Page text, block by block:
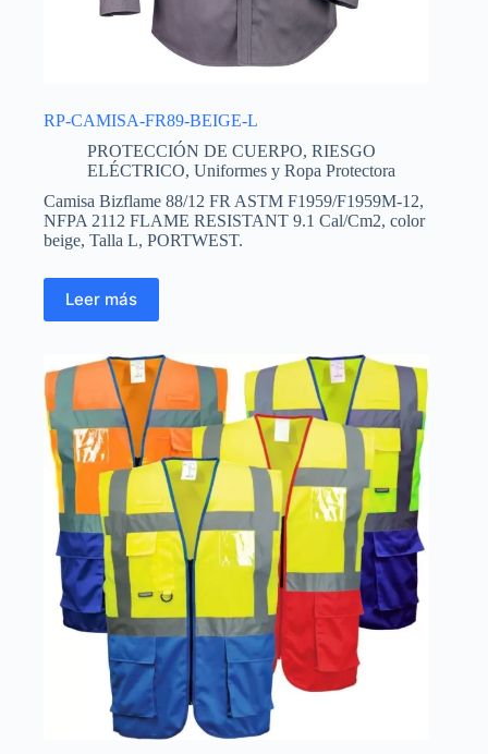
RP-CAMISA-FR89-BEIGE-L
PROTECCIÓN DE CUERPO, RIESGO
ELÉCTRICO, Uniformes y Ropa Protectora
Camisa Bizflame 88/12 FR ASTM F1959/F1959M-12,
NFPA 2112 FLAME RESISTANT 9.1 Cal/Cm2, color
beige, Talla L, PORTWEST.
Leer más